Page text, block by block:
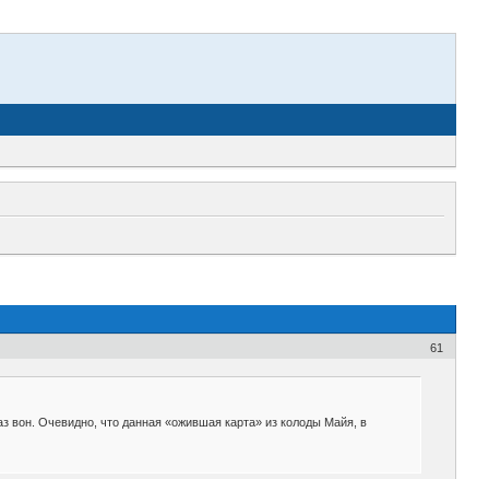
61
вон. Очевидно, что данная «ожившая карта» из колоды Майя, в